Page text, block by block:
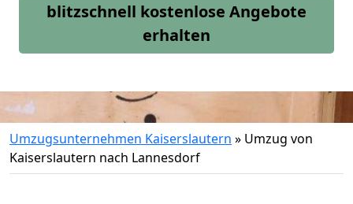
blitzschnell kostenlose Angebote
erhalten
Umzugsunternehmen Kaiserslautern » Umzug von
Kaiserslautern nach Lannesdorf